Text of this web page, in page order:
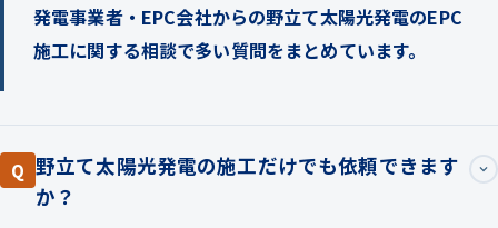
発電事業者・EPC会社からの野立て太陽光発電のEPC
施工に関する相談で多い質問をまとめています。
Q 野立て太陽光発電の施工だけでも依頼できます
か？